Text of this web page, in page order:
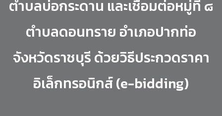
ตำบลบ่อกระดาน และเชื่อมต่อหมู่ที่ ๘
ตำบลดอนทราย อำเภอปากท่อ
จังหวัดราชบุรี ด้วยวิธีประกวดราคา
อิเล็กทรอนิกส์ (e-bidding)